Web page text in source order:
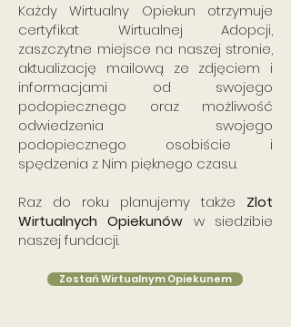
Każdy Wirtualny Opiekun otrzymuje
certyfikat Wirtualnej Adopcji,
zaszczytne miejsce na naszej stronie,
aktualizację mailową ze zdjęciem i
informacjami od swojego
podopiecznego oraz możliwość
odwiedzenia swojego
podopiecznego osobiście i
spędzenia z Nim pięknego czasu.
Raz do roku planujemy także Zlot
Wirtualnych Opiekunów w siedzibie
naszej fundacji.
Zostań Wirtualnym Opiekunem